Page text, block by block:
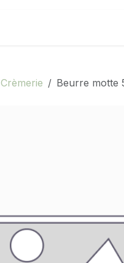
Crèmerie Beurre motte